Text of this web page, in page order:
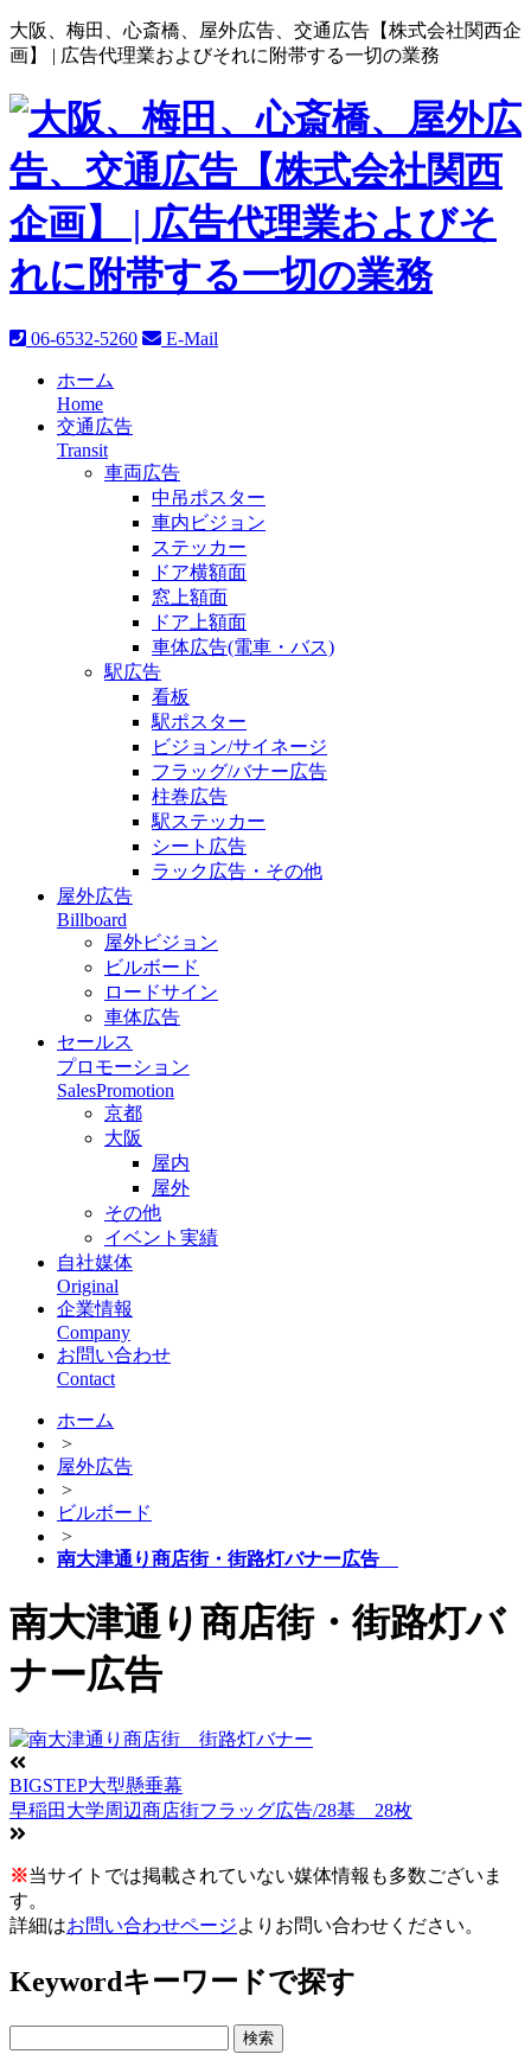
大阪、梅田、心斎橋、屋外広告、交通広告【株式会社関西企
画】 | 広告代理業およびそれに附帯する一切の業務
06-6532-5260 E-Mail
ホーム
Home
交通広告
Transit
車両広告
中吊ポスター
車内ビジョン
ステッカー
ドア横額面
窓上額面
ドア上額面
車体広告(電車・バス)
駅広告
看板
駅ポスター
ビジョン/サイネージ
フラッグ/バナー広告
柱巻広告
駅ステッカー
シート広告
ラック広告・その他
屋外広告
Billboard
屋外ビジョン
ビルボード
ロードサイン
車体広告
セールス
プロモーション
SalesPromotion
京都
大阪
屋内
屋外
その他
イベント実績
自社媒体
Original
企業情報
Company
お問い合わせ
Contact
ホーム
>
屋外広告
>
ビルボード
>
南大津通り商店街・街路灯バナー広告
南大津通り商店街・街路灯バ
ナー広告
BIGSTEP大型懸垂幕
早稲田大学周辺商店街フラッグ広告/28基 28枚
※当サイトでは掲載されていない媒体情報も多数ございま
す。
詳細はお問い合わせページよりお問い合わせください。
Keywordキーワードで探す